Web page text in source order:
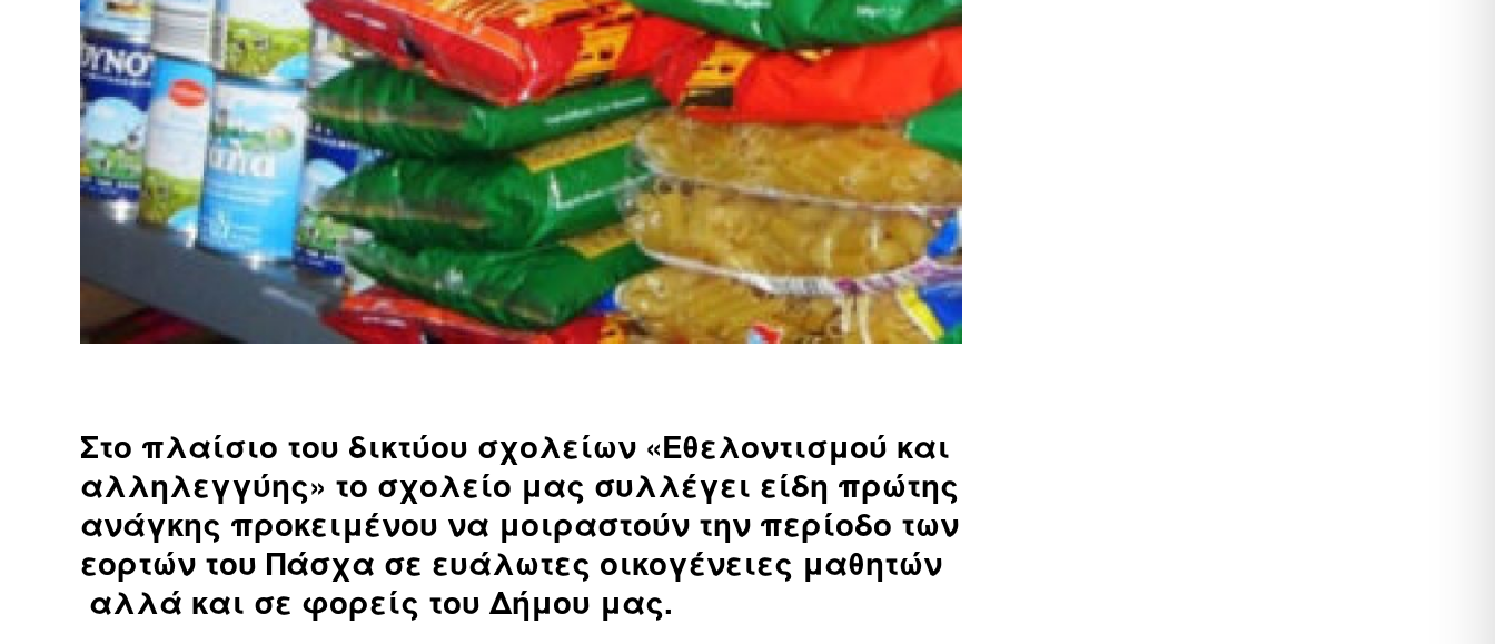
Στο πλαίσιο του δικτύου σχολείων «Εθελοντισμού και
αλληλεγγύης» το σχολείο μας συλλέγει είδη πρώτης
ανάγκης προκειμένου να μοιραστούν την περίοδο των
εορτών του Πάσχα σε ευάλωτες οικογένειες μαθητών
αλλά και σε φορείς του Δήμου μας.
Πλοήγηση
άρθρων